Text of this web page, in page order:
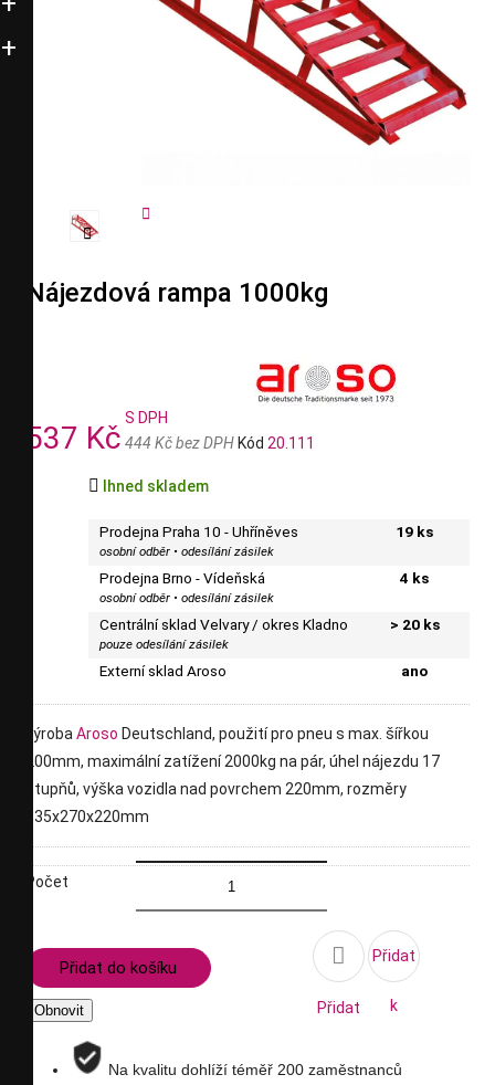


Nájezdová rampa 1000kg
537 Kč
S DPH
444 Kč bez DPH Kód 20.111
 Ihned skladem
Prodejna Praha 10 - Uhříněves
osobní odběr • odesílání zásilek
19 ks
Prodejna Brno - Vídeňská
osobní odběr • odesílání zásilek
4 ks
Centrální sklad Velvary / okres Kladno
pouze odesílání zásilek
> 20 ks
Externí sklad Aroso ano
výroba Aroso Deutschland, použití pro pneu s max. šířkou
200mm, maximální zatížení 2000kg na pár, úhel nájezdu 17
stupňů, výška vozidla nad povrchem 220mm, rozměry
835x270x220mm
Počet
Přidat do košíku 
Přidat
Přidat
k
Na kvalitu dohlíží téměř 200 zaměstnanců